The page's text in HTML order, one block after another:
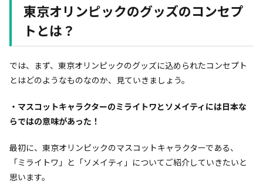
東京オリンピックのグッズのコンセプ
トとは？
では、まず、東京オリンピックのグッズに込められたコンセプト
とはどのようなものなのか、見ていきましょう。
・マスコットキャラクターのミライトワとソメイティには日本な
らではの意味があった！
最初に、東京オリンピックのマスコットキャラクターである、
「ミライトワ」と「ソメイティ」についてご紹介していきたいと
思います。